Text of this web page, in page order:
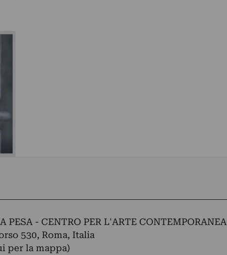
PESA - CENTRO PER L'ARTE CONTEMPORANEA
530, Roma, Italia
per la mappa)